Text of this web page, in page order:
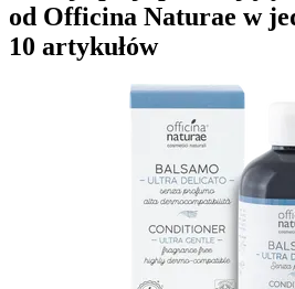
od Officina Naturae w
10 artykułów